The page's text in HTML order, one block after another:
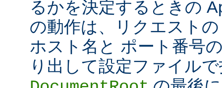
るかを決定するときの
の動作は、リクエスト
ホスト名と ポート番号
り出して設定ファイル